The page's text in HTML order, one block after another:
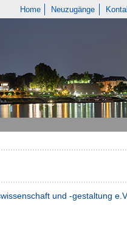
Home Neuzugänge
und -gestaltung